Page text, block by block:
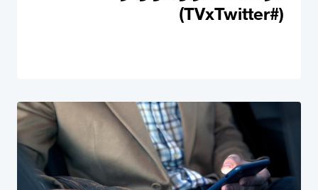
(#TVxTwitter)